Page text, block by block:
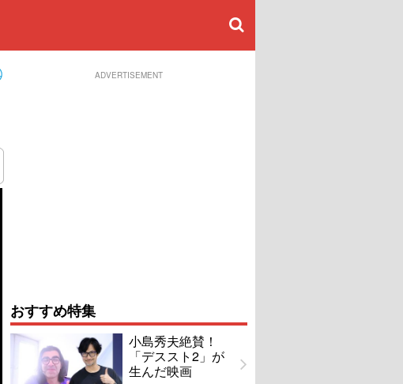
ADVERTISEMENT
おすすめ特集
小島秀夫絶賛！
「デススト2」が
生んだ映画